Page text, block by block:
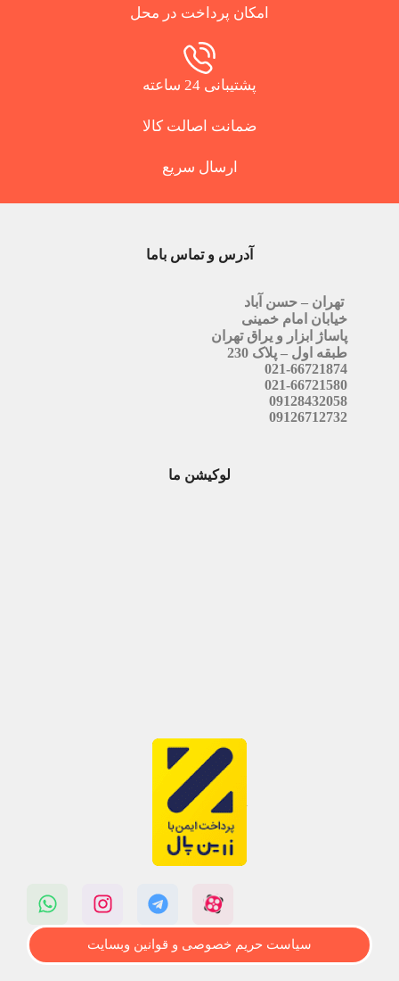
امکان پرداخت در محل
پشتیبانی 24 ساعته
ضمانت اصالت کالا
ارسال سریع
آدرس و تماس باما
تهران – حسن آباد
خیابان امام خمینی
پاساژ ابزار و یراق تهران
طبقه اول – پلاک 230
021-66721874
021-66721580
09128432058
09126712732
لوکیشن ما
سیاست حریم خصوصی و قوانین وبسایت